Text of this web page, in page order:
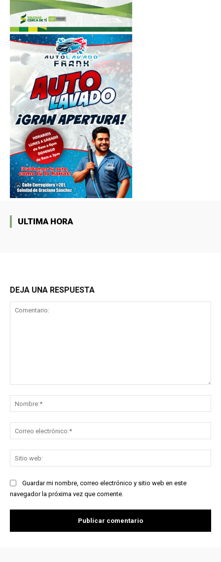
ULTIMA HORA
DEJA UNA RESPUESTA
Guardar mi nombre, correo electrónico y sitio web en este
navegador la próxima vez que comente.